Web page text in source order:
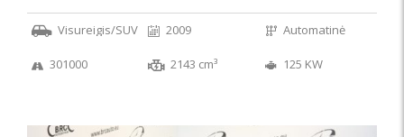
Visureigis/SUV 2009 Automatinė
301000 2143 cm³ 125 KW